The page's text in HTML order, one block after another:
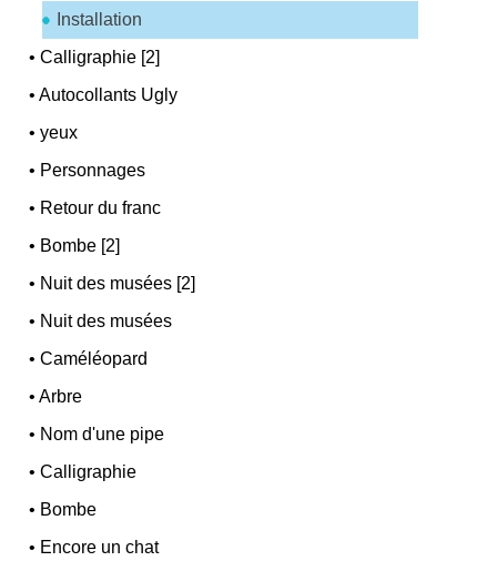
Installation
•Calligraphie [2]
•Autocollants Ugly
•yeux
• Personnages
• Retour du franc
• Bombe [2]
• Nuit des musées [2]
• Nuit des musées
•Caméléopard
•Arbre
• Nom d'une pipe
•Calligraphie
• Bombe
• Encore un chat